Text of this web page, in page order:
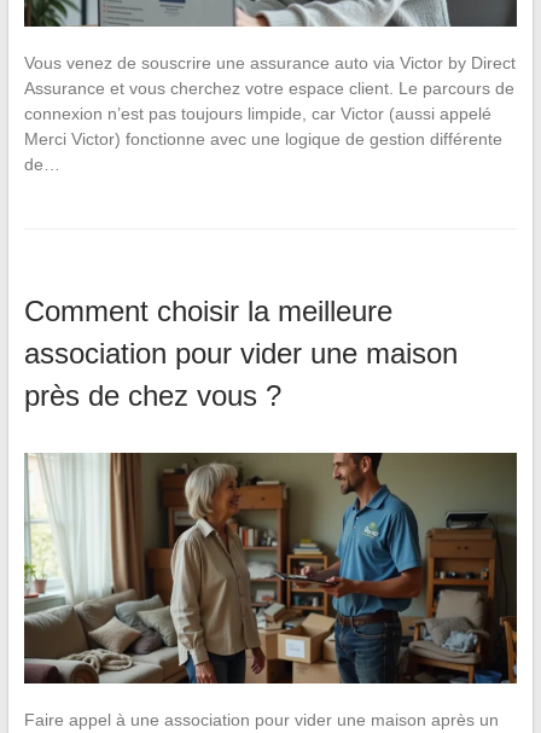
Vous venez de souscrire une assurance auto via Victor by Direct
Assurance et vous cherchez votre espace client. Le parcours de
connexion n’est pas toujours limpide, car Victor (aussi appelé
Merci Victor) fonctionne avec une logique de gestion différente
de…
Comment choisir la meilleure
association pour vider une maison
près de chez vous ?
Faire appel à une association pour vider une maison après un